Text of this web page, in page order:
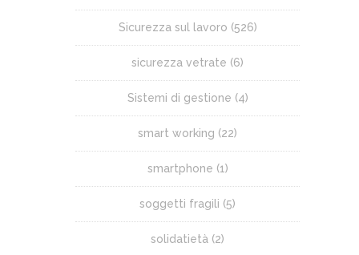
Sicurezza sul lavoro (526)
sicurezza vetrate (6)
Sistemi di gestione (4)
smart working (22)
smartphone (1)
soggetti fragili (5)
solidatietà (2)